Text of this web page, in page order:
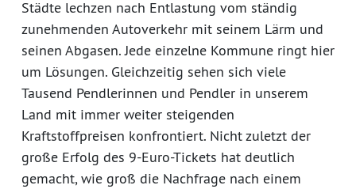
Städte lechzen nach Entlastung vom ständig
zunehmenden Autoverkehr mit seinem Lärm und
seinen Abgasen. Jede einzelne Kommune ringt hier
um Lösungen. Gleichzeitig sehen sich viele
Tausend Pendlerinnen und Pendler in unserem
Land mit immer weiter steigenden
Kraftstoffpreisen konfrontiert. Nicht zuletzt der
große Erfolg des 9-Euro-Tickets hat deutlich
gemacht, wie groß die Nachfrage nach einem